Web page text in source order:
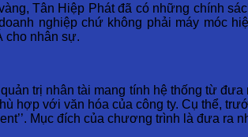
Tân Hiệp Phát đã có những chính
nghiệp chứ không phải máy móc
cho nhân sự.
trị nhân tài mang tính hệ thống từ
hợp với văn hóa của công ty. Cụ thể,
Mục đích của chương trình là đưa